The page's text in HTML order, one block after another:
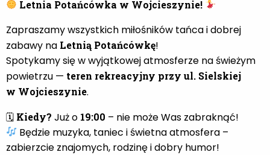
Letnia Potańcówka w Wojcieszynie!
Zapraszamy wszystkich miłośników tańca i dobrej
zabawy na Letnią Potańcówkę!
Spotykamy się w wyjątkowej atmosferze na świeżym
powietrzu — teren rekreacyjny przy ul. Sielskiej
w Wojcieszynie.
🗓 Kiedy? Już o 19:00 – nie może Was zabraknąć!
Będzie muzyka, taniec i świetna atmosfera –
zabierzcie znajomych, rodzinę i dobry humor!